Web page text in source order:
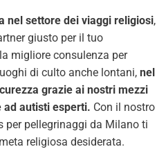
nel settore dei viaggi religiosi,
giusto per il tuo
migliore consulenza per
di culto anche lontani, nel
grazie ai nostri mezzi
autisti esperti. Con il nostro
per pellegrinaggi da Milano ti
religiosa desiderata.